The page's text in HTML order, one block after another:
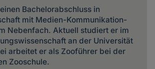
Bachelorabschluss in
mit Medien-Kommunikation-
Nebenfach. Aktuell studiert er im
an der Universität
arbeitet er als Zooführer bei der
Zooschule.